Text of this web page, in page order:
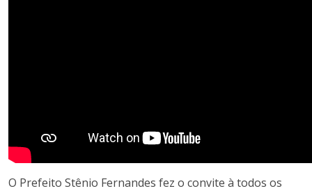
O Prefeito Stênio Fernandes fez o convite à todos os